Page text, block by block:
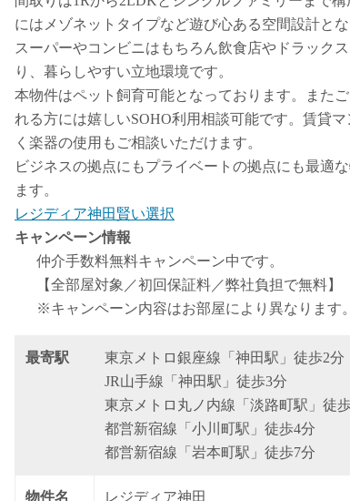
にはメゾネットタイプなど遊び心ある空間設計とな
スーパーやコンビニはもちろん飲食店やドラック
り、暮らしやすい立地環境です。
本物件はペット飼育可能となっております。また
れる方には嬉しいSOHO利用相談可能です。賃貸
く楽器の使用もご相談いただけます。
ビジネスの拠点にもプライベートの拠点にも最適
ます。
レジディア神田賢い選択
キャンペーン情報
仲介手数料無料キャンペーン中です。
【全部屋対象／初回保証料／弊社負担で無料】
※キャンペーン内容はお部屋により異なります。
最寄駅
東京メトロ銀座線「神田駅」徒歩2分
JR山手線「神田駅」徒歩3分
東京メトロ丸ノ内線「淡路町駅」徒
都営新宿線「小川町駅」徒歩4分
都営新宿線「岩本町駅」徒歩7分
物件名 レジディア神田